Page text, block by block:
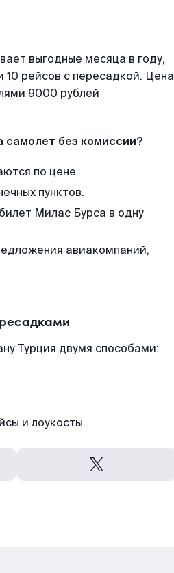
выгодные месяца в году,
рейсов с пересадкой. Цена
9000 рублей
самолет без комиссии?
по цене.
пунктов.
Милас Бурса в одну
авиакомпаний,
Турция двумя способами:
и лоукосты.